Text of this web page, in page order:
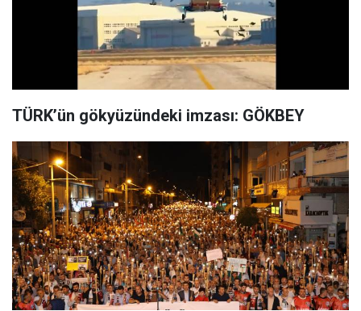
TÜRK’ün gökyüzündeki imzası: GÖKBEY